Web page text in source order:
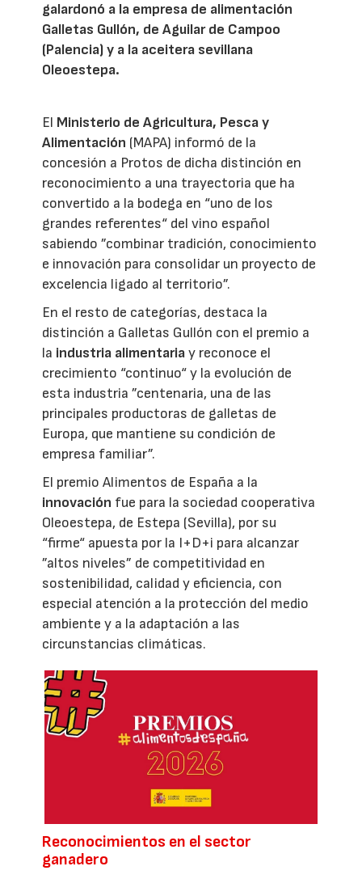
galardonó a la empresa de alimentación
Galletas Gullón, de Aguilar de Campoo
(Palencia) y a la aceitera sevillana
Oleoestepa.
El Ministerio de Agricultura, Pesca y
Alimentación (MAPA) informó de la
concesión a Protos de dicha distinción en
reconocimiento a una trayectoria que ha
convertido a la bodega en “uno de los
grandes referentes“ del vino español
sabiendo ”combinar tradición, conocimiento
e innovación para consolidar un proyecto de
excelencia ligado al territorio”.
En el resto de categorías, destaca la
distinción a Galletas Gullón con el premio a
la industria alimentariay reconoce el
crecimiento “continuo“ y la evolución de
esta industria ”centenaria, una de las
principales productoras de galletas de
Europa, que mantiene su condición de
empresa familiar”.
El premio Alimentos de España a la
innovación fue para la sociedad cooperativa
Oleoestepa, de Estepa (Sevilla), por su
“firme“ apuesta por la I+D+i para alcanzar
”altos niveles” de competitividad en
sostenibilidad, calidad y eficiencia, con
especial atención a la protección del medio
ambiente y a la adaptación a las
circunstancias climáticas.
Reconocimientos en el sector
ganadero